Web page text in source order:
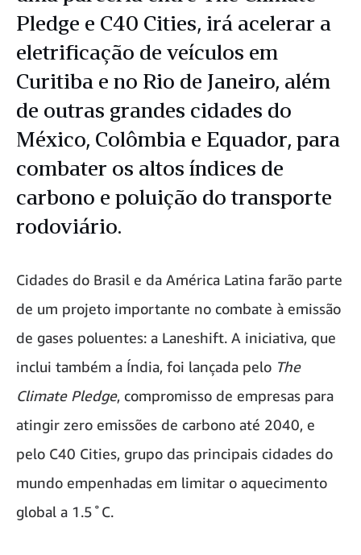
Pledge e C40 Cities, irá acelerar a
eletrificação de veículos em
Curitiba e no Rio de Janeiro, além
de outras grandes cidades do
México, Colômbia e Equador, para
combater os altos índices de
carbono e poluição do transporte
rodoviário.
Cidades do Brasil e da América Latina farão parte
de um projeto importante no combate à emissão
de gases poluentes: a Laneshift. A iniciativa, que
inclui também a Índia, foi lançada pelo The
Climate Pledge, compromisso de empresas para
atingir zero emissões de carbono até 2040, e
pelo C40 Cities, grupo das principais cidades do
mundo empenhadas em limitar o aquecimento
global a 1.5˚C.